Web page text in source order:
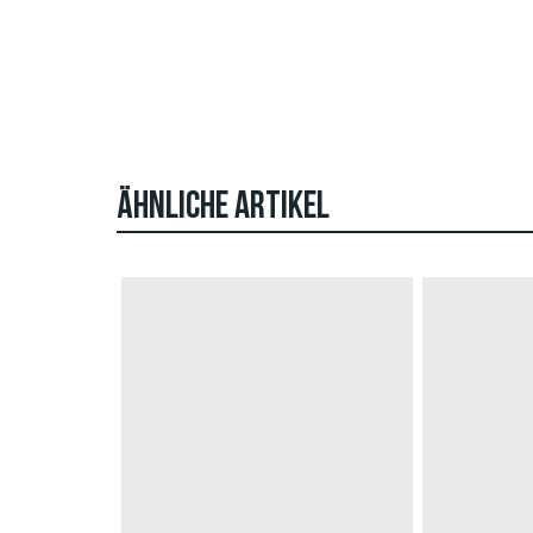
ÄHNLICHE ARTIKEL